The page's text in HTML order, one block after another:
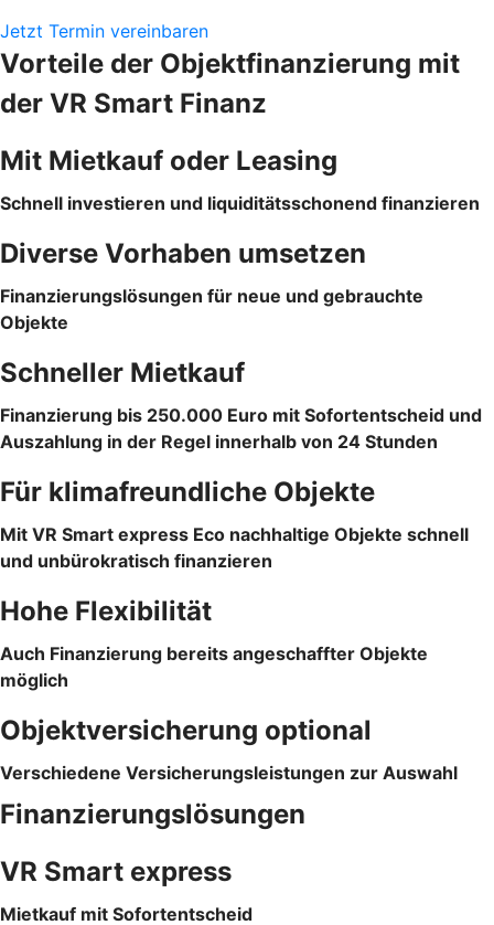
Jetzt Termin vereinbaren
Vorteile der Objektfinanzierung mit
der VR Smart Finanz
Mit Mietkauf oder Leasing
Schnell investieren und liquiditätsschonend finanzieren
Diverse Vorhaben umsetzen
Finanzierungslösungen für neue und gebrauchte
Objekte
Schneller Mietkauf
Finanzierung bis 250.000 Euro mit Sofortentscheid und
Auszahlung in der Regel innerhalb von 24 Stunden
Für klimafreundliche Objekte
Mit VR Smart express Eco nachhaltige Objekte schnell
und unbürokratisch finanzieren
Hohe Flexibilität
Auch Finanzierung bereits angeschaffter Objekte
möglich
Objektversicherung optional
Verschiedene Versicherungsleistungen zur Auswahl
Finanzierungslösungen
VR Smart express
Mietkauf mit Sofortentscheid